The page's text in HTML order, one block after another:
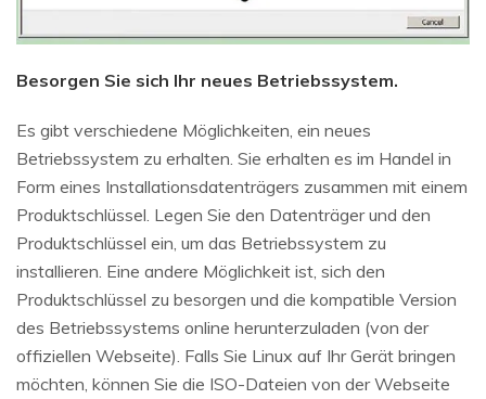
Besorgen Sie sich Ihr neues Betriebssystem.
Es gibt verschiedene Möglichkeiten, ein neues
Betriebssystem zu erhalten. Sie erhalten es im Handel in
Form eines Installationsdatenträgers zusammen mit einem
Produktschlüssel. Legen Sie den Datenträger und den
Produktschlüssel ein, um das Betriebssystem zu
installieren. Eine andere Möglichkeit ist, sich den
Produktschlüssel zu besorgen und die kompatible Version
des Betriebssystems online herunterzuladen (von der
offiziellen Webseite). Falls Sie Linux auf Ihr Gerät bringen
möchten, können Sie die ISO-Dateien von der Webseite